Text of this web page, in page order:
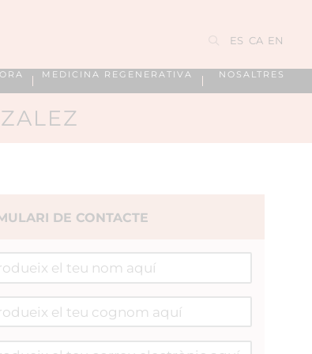
ES CA EN
MEDICINA REGENERATIVA NOSALTRES
DE CONTACTE